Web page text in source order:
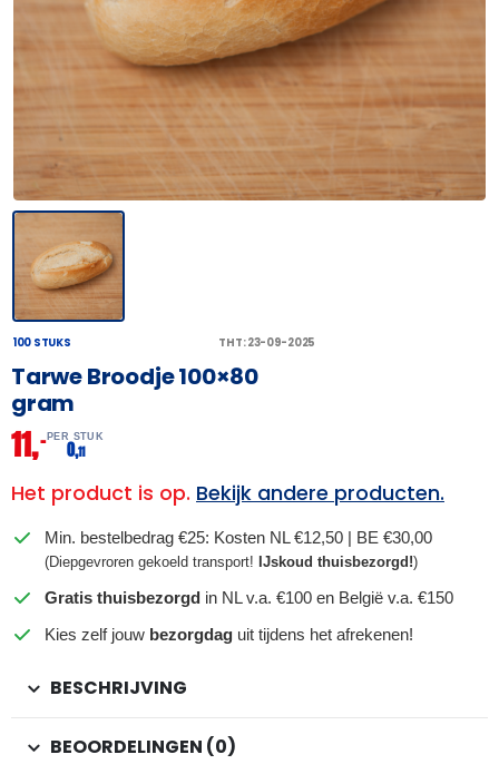
100 STUKS THT: 23-09-2025
Tarwe Broodje 100×80
gram
11,– PER STUK
0,11
Het product is op. Bekijk andere producten.
Min. bestelbedrag €25: Kosten NL €12,50 | BE €30,00
(Diepgevroren gekoeld transport! IJskoud thuisbezorgd!)
Gratis thuisbezorgd in NL v.a. €100 en België v.a. €150
Kies zelf jouw bezorgdag uit tijdens het afrekenen!
BESCHRIJVING
BEOORDELINGEN (0)